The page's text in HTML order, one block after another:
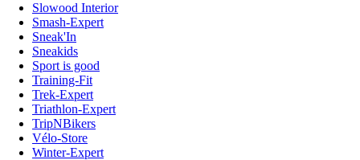
Slowood Interior
Smash-Expert
Sneak'In
Sneakids
Sport is good
Training-Fit
Trek-Expert
Triathlon-Expert
TripNBikers
Vélo-Store
Winter-Expert